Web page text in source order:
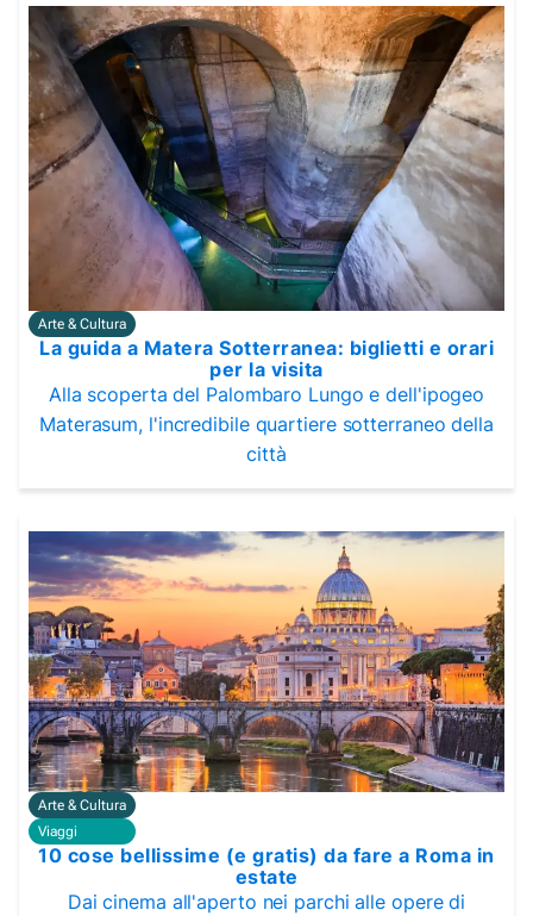
Arte & Cultura
La guida a Matera Sotterranea: biglietti e orari
per la visita
Alla scoperta del Palombaro Lungo e dell'ipogeo
Materasum, l'incredibile quartiere sotterraneo della
città
Arte & Cultura
Viaggi
10 cose bellissime (e gratis) da fare a Roma in
estate
Dai cinema all'aperto nei parchi alle opere di